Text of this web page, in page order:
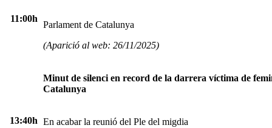
11:00h
Parlament de Catalunya
(Aparició al web: 26/11/2025)
13:40h
Minut de silenci en record de la darrera víctima de
Catalunya
En acabar la reunió del Ple del migdia